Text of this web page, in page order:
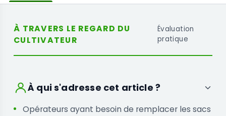
À TRAVERS LE REGARD DU
CULTIVATEUR
Évaluation
pratique
À qui s'adresse cet article ?
Opérateurs ayant besoin de remplacer les sacs